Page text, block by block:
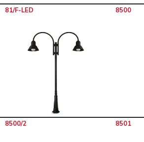
81/F-LED 8500
8500/2 8501